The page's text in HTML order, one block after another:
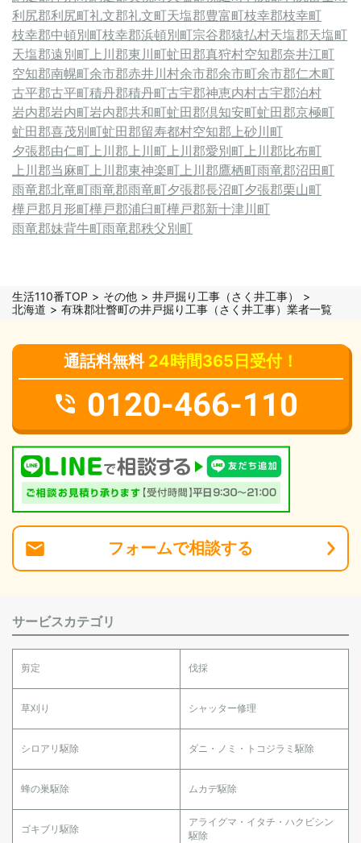
利尻郡利尻町礼文郡礼文町天塩郡豊富町枝幸郡枝幸町
枝幸郡中頓別町枝幸郡浜頓別町宗谷郡猿払村天塩郡天塩町
天塩郡遠別町上川郡東川町虻田郡真狩村空知郡奈井江町
空知郡南幌町余市郡赤井川村余市郡余市町余市郡仁木町
古平郡古平町積丹郡積丹町古宇郡神恵内村古宇郡泊村
岩内郡岩内町岩内郡共和町虻田郡倶知安町虻田郡京極町
虻田郡喜茂別町虻田郡留寿都村空知郡上砂川町
夕張郡由仁町上川郡上川町上川郡愛別町上川郡比布町
上川郡当麻町上川郡東神楽町上川郡鷹栖町雨竜郡沼田町
雨竜郡北竜町雨竜郡雨竜町夕張郡長沼町夕張郡栗山町
樺戸郡月形町樺戸郡浦臼町樺戸郡新十津川町
雨竜郡妹背牛町雨竜郡秩父別町
生活110番TOP その他
井戸掘り工事（さく井工事）
北海道
有珠郡壮瞥町の井戸掘り工事（さく井工事）業者一覧
通話料無料 24時間365日受付！
0120-466-110
フォームで相談する
サービスカテゴリ
剪定 伐採
草刈り シャッター修理
シロアリ駆除 ダニ・ノミ・トコジラミ駆除
蜂の巣駆除 ムカデ駆除
ゴキブリ駆除
アライグマ・イタチ・ハクビシン
駆除